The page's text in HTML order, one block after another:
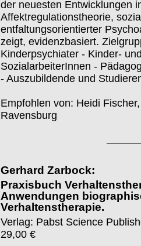
der neuesten Entwicklungen
Affektregulationstheorie,
entfaltungsorientierter
zeigt, evidenzbasiert.
Kinderpsychiater - Kinder-
SozialarbeiterInnen -
- Auszubildende und
Empfohlen von: Heidi
Ravensburg
Gerhard Zarbock:
Praxisbuch
Anwendungen
Verhaltenstherapie.
Verlag: Pabst Science
29,00 €